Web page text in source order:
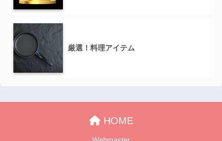
厳選！料理アイテム
HOME